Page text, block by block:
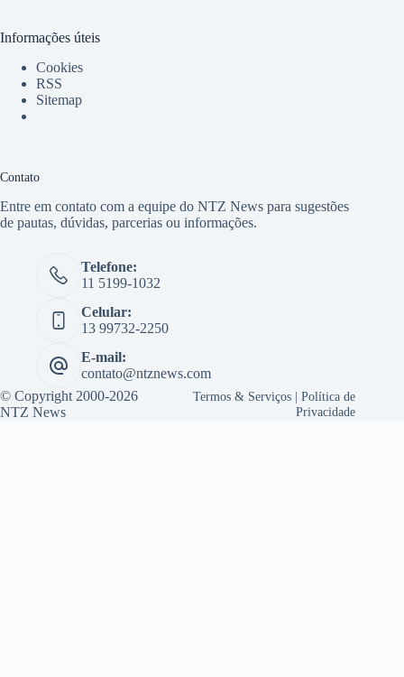
Informações úteis
Cookies
RSS
Sitemap
Contato
Entre em contato com a equipe do NTZ News para sugestões
de pautas, dúvidas, parcerias ou informações.
Telefone:
11 5199-1032
Celular:
13 99732-2250
E-mail:
contato@ntznews.com
© Copyright 2000-2026
NTZ News
Termos & Serviços |Política de
Privacidade